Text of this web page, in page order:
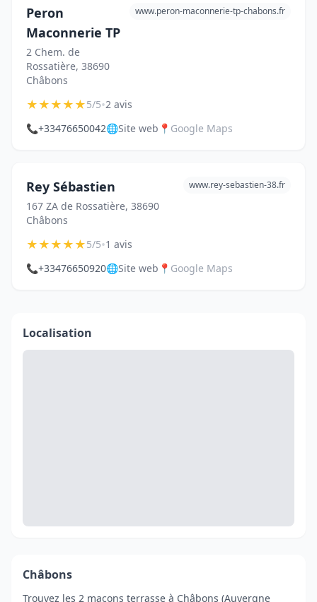
Peron
Maconnerie TP
2 Chem. de
Rossatière, 38690
Châbons
www.peron-maconnerie-tp-chabons.fr
★★★★★5/5•2 avis
📞+33476650042🌐Site web 📍 Google Maps
Rey Sébastien
167 ZA de Rossatière, 38690
Châbons
www.rey-sebastien-38.fr
★★★★★5/5•1 avis
📞+33476650920🌐Site web 📍 Google Maps
Localisation
Châbons
Trouvez les 2 maçons terrasse à Châbons (Auvergne